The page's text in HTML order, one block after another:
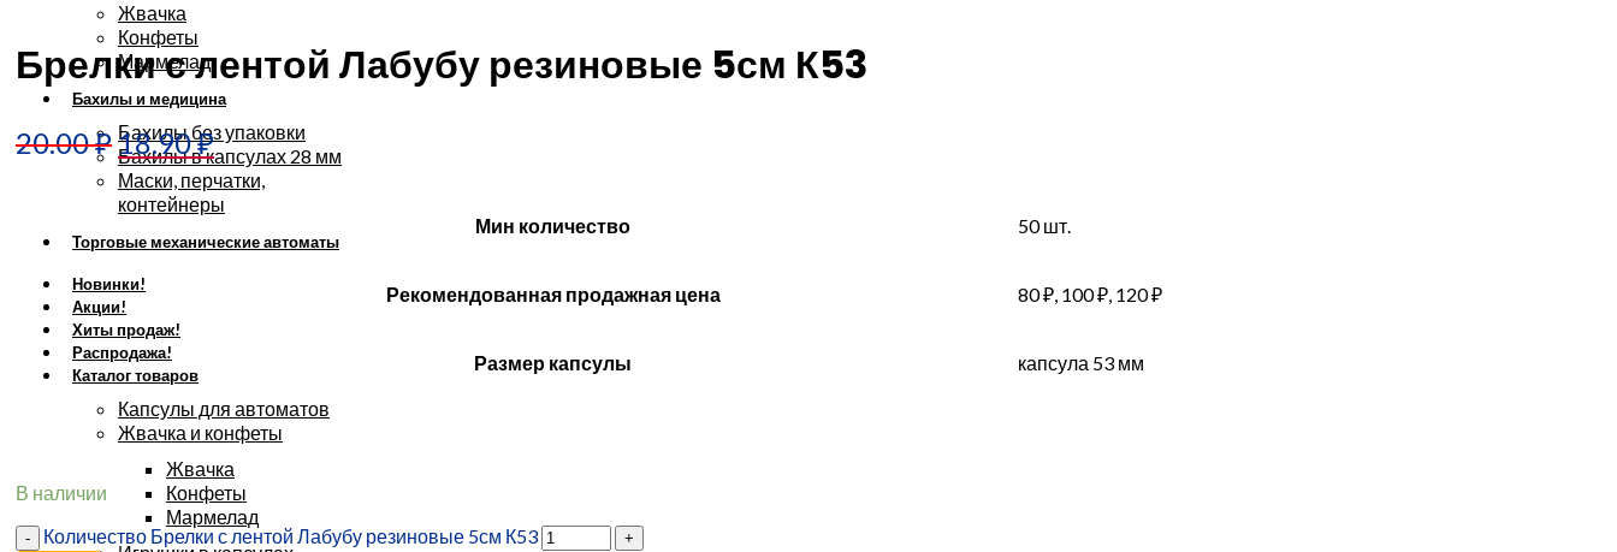
Жвачка
Конфеты
Мармелад
Бахилы и медицина
Бахилы без упаковки
Бахилы в капсулах 28 мм
Маски, перчатки,
контейнеры
Торговые механические автоматы
Новинки!
Акции!
Хиты продаж!
Распродажа!
Каталог товаров
Капсулы для автоматов
Жвачка и конфеты
Жвачка
Конфеты
Мармелад
Брелки с лентой Лабубу резиновые 5см К53
20.00₽18.90₽
Мин количество 50 шт.
Рекомендованная продажная цена 80 ₽, 100 ₽, 120 ₽
Размер капсулы капсула 53 мм
В наличии
Количество Брелки с лентой Лабубу резиновые 5см К53